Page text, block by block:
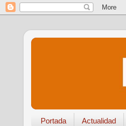
Portada Actualidad